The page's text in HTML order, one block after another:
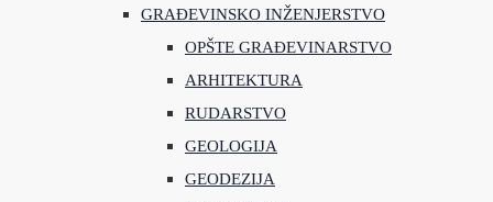
GRAĐEVINSKO INŽENJERSTVO
OPŠTE GRAĐEVINARSTVO
ARHITEKTURA
RUDARSTVO
GEOLOGIJA
GEODEZIJA